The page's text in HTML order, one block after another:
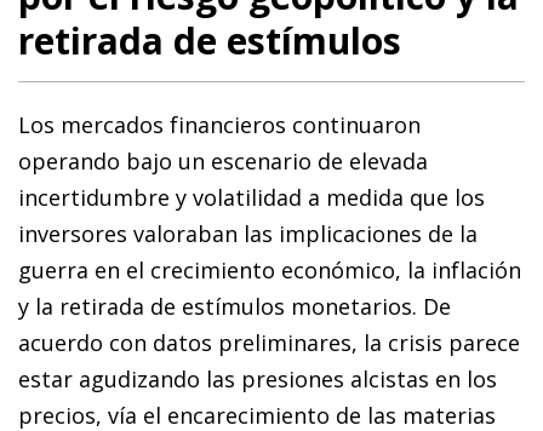
retirada de estímulos
Los mercados financieros continuaron
operando bajo un escenario de elevada
incertidumbre y volatilidad a medida que los
inversores valoraban las implicaciones de la
guerra en el crecimiento económico, la inflación
y la retirada de estímulos monetarios. De
acuerdo con datos preliminares, la crisis parece
estar agudizando las presiones alcistas en los
precios, vía el encarecimiento de las materias